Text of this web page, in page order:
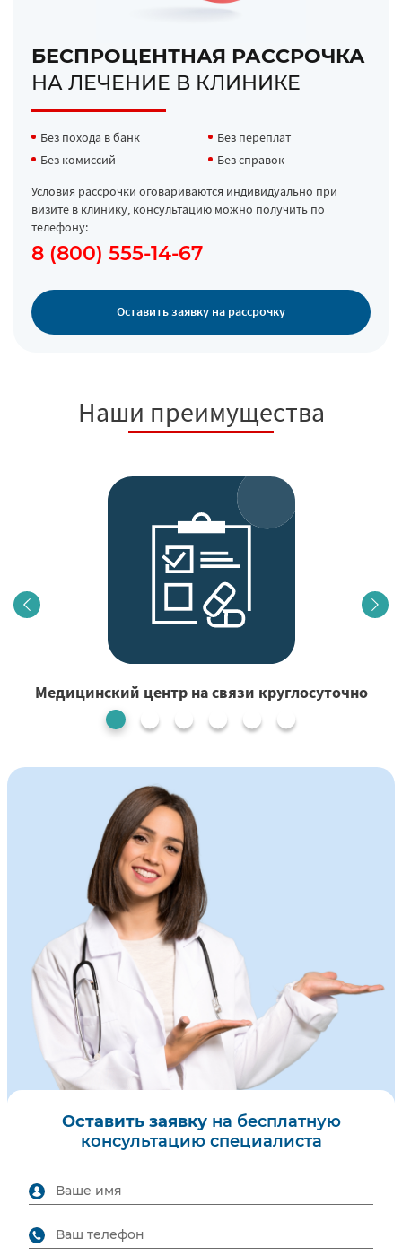
БЕСПРОЦЕНТНАЯ РАССРОЧКА
НА ЛЕЧЕНИЕ В КЛИНИКЕ
Без похода в банк
Без переплат
Без комиссий
Без справок
Условия рассрочки оговариваются индивидуально при
визите в клинику, консультацию можно получить по
телефону:
8 (800) 555-14-67
Оставить заявку на рассрочку
Наши преимущества
Медицинский центр на связи круглосуточно
Оставить заявкуна бесплатную
консультацию специалиста